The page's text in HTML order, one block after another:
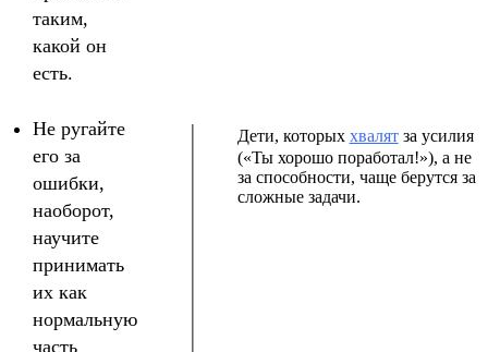
таким,
какой он
есть.
Не ругайте
его за
ошибки,
наоборот,
научите
принимать
их как
нормальную
часть
Дети, которых хвалятза усилия
(«Ты хорошо поработал!»), а не
за способности, чаще берутся за
сложные задачи.